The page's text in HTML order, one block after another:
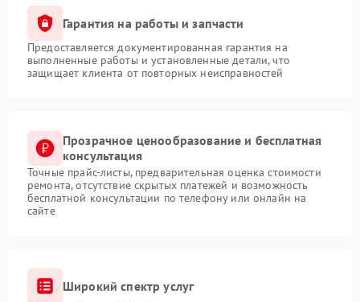
Гарантия на работы и запчасти
Предоставляется документированная гарантия на
выполненные работы и установленные детали, что
защищает клиента от повторных неисправностей
Прозрачное ценообразование и бесплатная
консультация
Точные прайс-листы, предварительная оценка стоимости
ремонта, отсутствие скрытых платежей и возможность
бесплатной консультации по телефону или онлайн на
сайте
Широкий спектр услуг